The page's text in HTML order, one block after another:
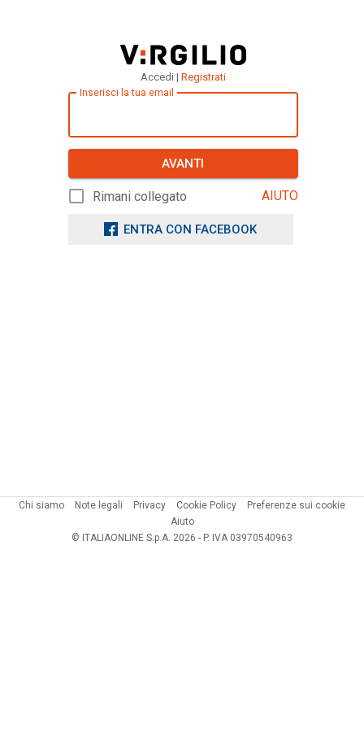
Accedi | Registrati
Inserisci la tua email
AVANTI
Rimani collegato AIUTO
ENTRA CON FACEBOOK
Chi siamo Note legali Privacy Cookie Policy
Preferenze sui cookie
Aiuto
© ITALIAONLINE S.p.A. 2026 - P. IVA 03970540963